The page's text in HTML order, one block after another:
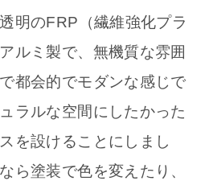
明のFRP（繊維強化プラ
ルミ製で、無機質な雰囲
都会的でモダンな感じで
ラルな空間にしたかった
を設けることにしまし
ら塗装で色を変えたり、